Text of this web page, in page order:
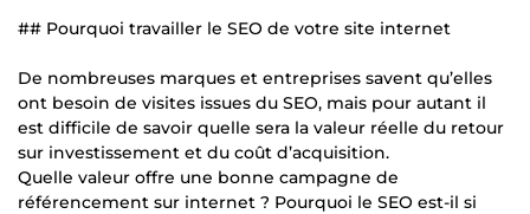
## Pourquoi travailler le SEO de votre site internet
De nombreuses marques et entreprises savent qu’elles
ont besoin de visites issues du SEO, mais pour autant il
est difficile de savoir quelle sera la valeur réelle du retour
sur investissement et du coût d’acquisition.
Quelle valeur offre une bonne campagne de
référencement sur internet ? Pourquoi le SEO est-il si